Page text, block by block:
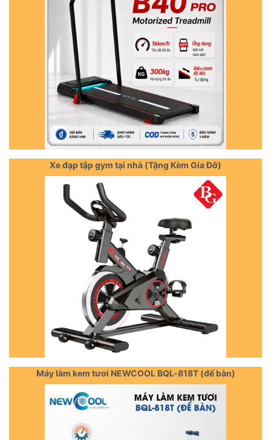
Xe đạp tập gym tại nhà (Tặng Kèm Gía Đỡ)
Máy làm kem tươi NEWCOOL BQL-818T (để bàn)